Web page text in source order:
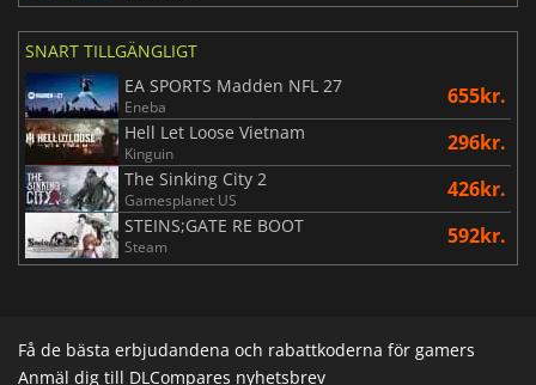
SNART TILLGÄNGLIGT
EA SPORTS Madden NFL 27
Eneba 655kr.
Hell Let Loose Vietnam
Kinguin 296kr.
The Sinking City 2
Gamesplanet US 426kr.
STEINS;GATE RE BOOT
Steam 592kr.
Få de bästa erbjudandena och rabattkoderna för gamers
Anmäl dig till DLCompares nyhetsbrev